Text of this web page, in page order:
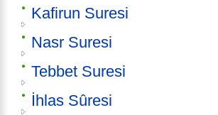
Kafirun Suresi
Nasr Suresi
Tebbet Suresi
İhlas Sûresi